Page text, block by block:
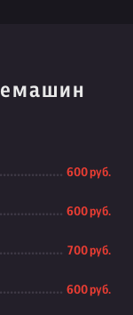
600 руб.
600 руб.
700 руб.
600 руб.